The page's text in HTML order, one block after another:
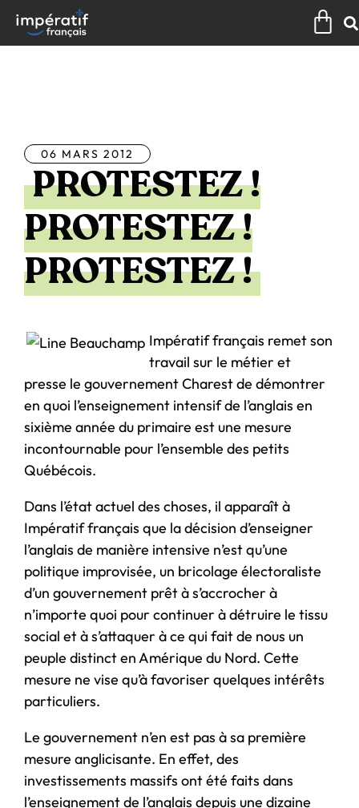
contenu
06 MARS 2012
PROTESTEZ !
PROTESTEZ !
PROTESTEZ !
Impératif français remet son
travail sur le métier et
presse le gouvernement Charest de démontrer
en quoi l’enseignement intensif de l’anglais en
sixième année du primaire est une mesure
incontournable pour l’ensemble des petits
Québécois.
Dans l’état actuel des choses, il apparaît à
Impératif français que la décision d’enseigner
l’anglais de manière intensive n’est qu’une
politique improvisée, un bricolage électoraliste
d’un gouvernement prêt à s’accrocher à
n’importe quoi pour continuer à détruire le tissu
social et à s’attaquer à ce qui fait de nous un
peuple distinct en Amérique du Nord. Cette
mesure ne vise qu’à favoriser quelques intérêts
particuliers.
Le gouvernement n’en est pas à sa première
mesure anglicisante. En effet, des
investissements massifs ont été faits dans
l’enseignement de l’anglais depuis une dizaine